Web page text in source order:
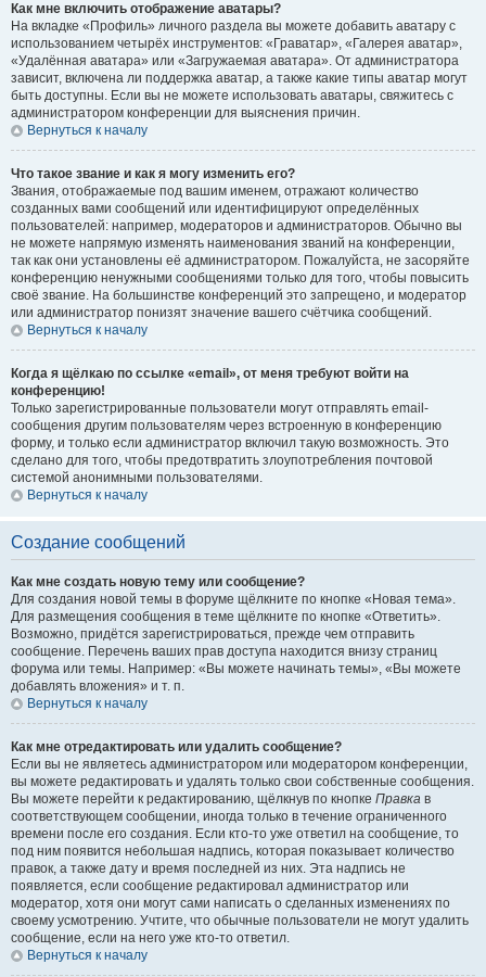
Как мне включить отображение аватары?
На вкладке «Профиль» личного раздела вы можете добавить аватару с
использованием четырёх инструментов: «Граватар», «Галерея аватар»,
«Удалённая аватара» или «Загружаемая аватара». От администратора
зависит, включена ли поддержка аватар, а также какие типы аватар могут
быть доступны. Если вы не можете использовать аватары, свяжитесь с
администратором конференции для выяснения причин.
Вернуться к началу
Что такое звание и как я могу изменить его?
Звания, отображаемые под вашим именем, отражают количество
созданных вами сообщений или идентифицируют определённых
пользователей: например, модераторов и администраторов. Обычно вы
не можете напрямую изменять наименования званий на конференции,
так как они установлены её администратором. Пожалуйста, не засоряйте
конференцию ненужными сообщениями только для того, чтобы повысить
своё звание. На большинстве конференций это запрещено, и модератор
или администратор понизят значение вашего счётчика сообщений.
Вернуться к началу
Когда я щёлкаю по ссылке «email», от меня требуют войти на
конференцию!
Только зарегистрированные пользователи могут отправлять email-
сообщения другим пользователям через встроенную в конференцию
форму, и только если администратор включил такую возможность. Это
сделано для того, чтобы предотвратить злоупотребления почтовой
системой анонимными пользователями.
Вернуться к началу
Создание сообщений
Как мне создать новую тему или сообщение?
Для создания новой темы в форуме щёлкните по кнопке «Новая тема».
Для размещения сообщения в теме щёлкните по кнопке «Ответить».
Возможно, придётся зарегистрироваться, прежде чем отправить
сообщение. Перечень ваших прав доступа находится внизу страниц
форума или темы. Например: «Вы можете начинать темы», «Вы можете
добавлять вложения» и т. п.
Вернуться к началу
Как мне отредактировать или удалить сообщение?
Если вы не являетесь администратором или модератором конференции,
вы можете редактировать и удалять только свои собственные сообщения.
Вы можете перейти к редактированию, щёлкнув по кнопке Правка в
соответствующем сообщении, иногда только в течение ограниченного
времени после его создания. Если кто-то уже ответил на сообщение, то
под ним появится небольшая надпись, которая показывает количество
правок, а также дату и время последней из них. Эта надпись не
появляется, если сообщение редактировал администратор или
модератор, хотя они могут сами написать о сделанных изменениях по
своему усмотрению. Учтите, что обычные пользователи не могут удалить
сообщение, если на него уже кто-то ответил.
Вернуться к началу